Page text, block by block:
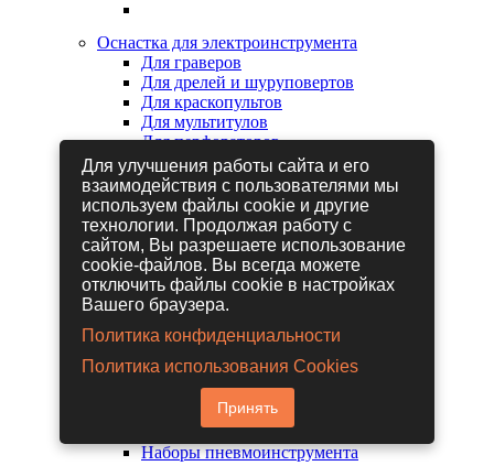
Оснастка для электроинструмента
Для граверов
Для дрелей и шуруповертов
Для краскопультов
Для мультитулов
Для перфораторов
Для сабельных пил
Для строительных фенов
Для фрезеров
Для шлифовальных машин
Для электрических лобзиков
Для электрических ножниц
Для электрических пил
Для электрических рубанков
Гайковерты пневматические
Дрели пневматические
Другие пневмоинструменты
Заклепочники пневматические
Наборы пневмоинструмента
Для улучшения работы сайта и его
взаимодействия с пользователями мы
используем файлы cookie и другие
технологии. Продолжая работу с
сайтом, Вы разрешаете использование
cookie-файлов. Вы всегда можете
отключить файлы cookie в настройках
Вашего браузера.
Политика конфиденциальности
Политика использования Cookies
Принять